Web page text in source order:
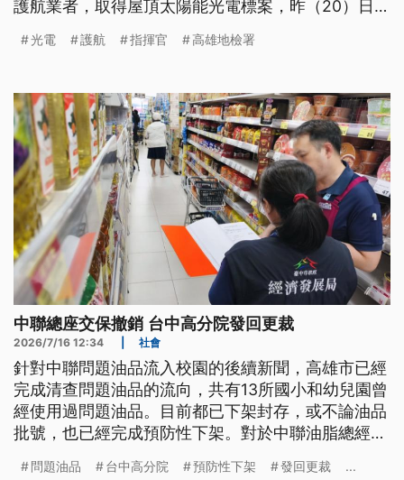
護航業者，取得屋頂太陽能光電標案，昨（20）日搜
見。
光電 護航 指揮官 高雄地檢署
中聯總座交保撤銷 台中高分院發回更裁
2026/7/16 12:34 社會
針對中聯問題油品流入校園的後續新聞，高雄市已經
完成清查問題油品的流向，共有13所國小和幼兒園曾
經使用過問題油品。目前都已下架封存，或不論油品
批號，也已經完成預防性下架。對於中聯油脂總經理
方不服提抗告，今（16）日台中高分院撤銷原交保處
問題油品 台中高分院 預防性下架 發回更裁 ...